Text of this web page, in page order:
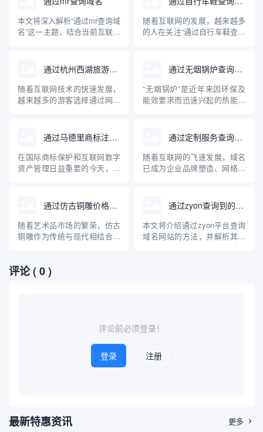
本文将深入解析“通过mr查询域
名”这一主题，结合当前互联网
Relay）在域名解析中的实际
用途和常见方法，并介绍相关
的专业工具与操作步骤。文章
内容兼顾理论与实操，旨在帮
随着互联网的发展，越来越多
的人在关注“通过自行车鞋查询
标识，更牵扯到企业品牌建
设、电子商务及网络安全等多
重维度。本文将系统科普通过
自行车鞋查询域名的实际含
通过杭州西湖旅游查询域名
随着互联网技术的快速发展，
越来越多的游客选择通过网络
富的旅游信息资源。本文将介
绍如何通过互联网查询杭州西
湖的旅游相关域名，并为游客
合理规划出行提供专业的指导
通过无烟锅炉查询到的域名网站
“无烟锅炉”是近年来因环保及
能效要求而迅速兴起的热能设
网查询、比较各种无烟锅炉产
品和品牌。本文介绍了与无烟
锅炉相关的主要专业网站及其
特点，并针对无烟锅炉的原
通过马德里商标注册查询域名
在国际商标保护和互联网数字
资产管理日益重要的今天，企
商标注册体系查询域名，是品
牌全球布局和防止知识产权纠
纷的重要一环。本文介绍了马
德里商标注册的基本流程、与
通过定制服务查询域名
随着互联网的飞速发展，域名
已成为企业品牌塑造、网络入
需求和复杂的市场“抢注”环
境，传统的域名查询方式正逐
渐暴露出局限性。相比之下，
基于大数据和多样化需求定制
通过仿古铜雕价格查询域名
随着艺术品市场的繁荣，仿古
铜雕作为传统与现代相结合的
入手仿古铜雕的人来说，了解
其市场价格及相关查询方式变
通过zyon查询到的域名网站
本文将介绍通过zyon平台查询
域名网站的方法，并解析其背
的角...
评论( 0 )
评论前必须登录！
登录 注册
最新特惠资讯 更多 